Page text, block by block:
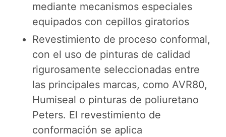
mediante mecanismos especiales
equipados con cepillos giratorios
Revestimiento de proceso conformal,
con el uso de pinturas de calidad
rigurosamente seleccionadas entre
las principales marcas, como AVR80,
Humiseal o pinturas de poliuretano
Peters. El revestimiento de
conformación se aplica